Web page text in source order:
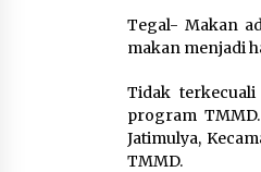
Tegal- Makan
makan menjadi
Tidak
program
Jatimulya,
TMMD.